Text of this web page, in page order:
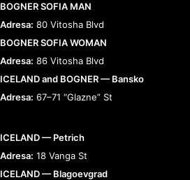
BOGNER SOFIA MAN
Adresa: 80 Vitosha Blvd
BOGNER SOFIA WOMAN
Adresa: 86 Vitosha Blvd
ICELAND and BOGNER — Bansko
Adresa: 67–71 “Glazne” St
ICELAND — Petrich
Adresa: 18 Vanga St
ICELAND — Blagoevgrad